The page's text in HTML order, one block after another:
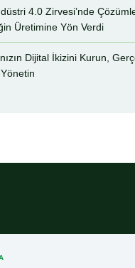
4.0 Zirvesi’nde
Üretimine Yön Verdi
Dijital İkizini Kurun,